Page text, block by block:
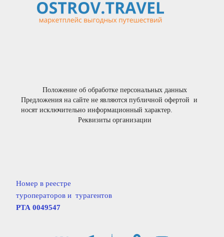
Положение об обработке персональных данных
Предложения на сайте не являются публичной офертой  и
носят исключительно информационный характер.
Реквизиты организации
Номер в реестре
туроператоров и  турагентов
РТА 0049547